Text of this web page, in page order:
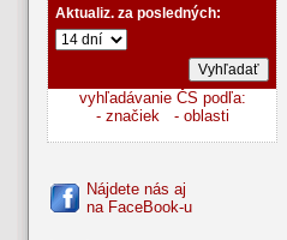
Aktualiz. za posledných:
vyhľadávanie ČS podľa:
- značiek
- oblasti
Nájdete nás aj
na FaceBook-u